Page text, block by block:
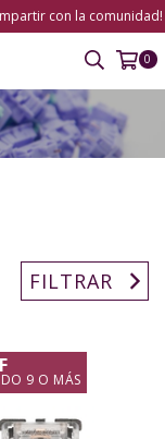
con la comunidad!
0
FILTRAR
9 O MÁS